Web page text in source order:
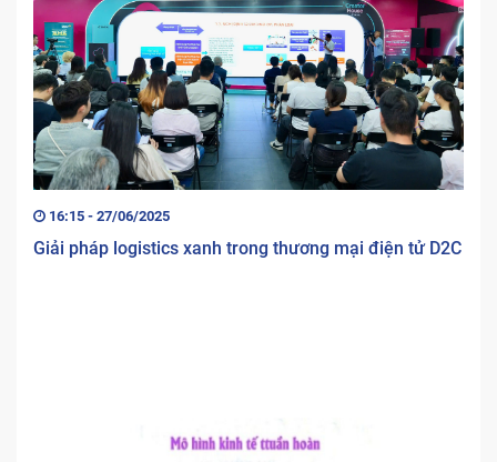
16:15 - 27/06/2025
Giải pháp logistics xanh trong thương mại điện tử D2C